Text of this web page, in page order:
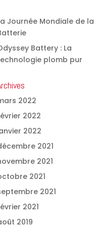
Journée Mondiale de la
Battery : La
plomb pur
2022
2022
2022
2021
2021
2021
2021
2021
2019